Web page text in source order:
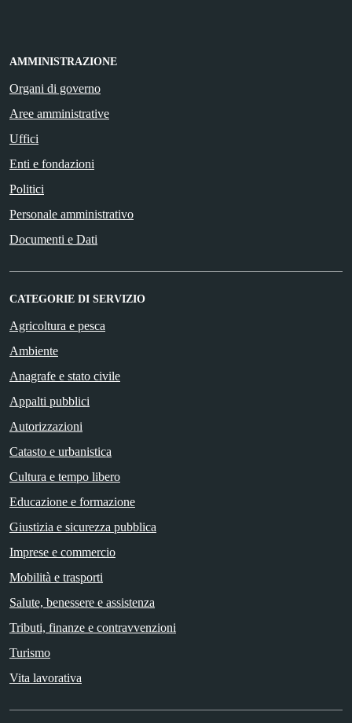
AMMINISTRAZIONE
Organi di governo
Aree amministrative
Uffici
Enti e fondazioni
Politici
Personale amministrativo
Documenti e Dati
CATEGORIE DI SERVIZIO
Agricoltura e pesca
Ambiente
Anagrafe e stato civile
Appalti pubblici
Autorizzazioni
Catasto e urbanistica
Cultura e tempo libero
Educazione e formazione
Giustizia e sicurezza pubblica
Imprese e commercio
Mobilità e trasporti
Salute, benessere e assistenza
Tributi, finanze e contravvenzioni
Turismo
Vita lavorativa